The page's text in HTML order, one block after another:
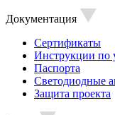
Документация
Сертификаты
Инструкции по
Паспорта
Светодиодные
Защита проекта